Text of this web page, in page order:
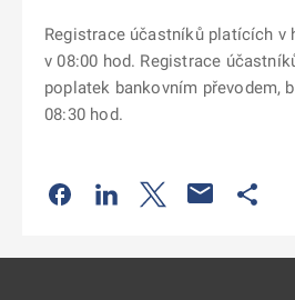
Registrace účastníků platících v
v 08:00 hod. Registrace
poplatek bankovním převodem,
08:30 hod.
Odkaz se otevře na nové
Odkaz se otevře na
Odkaz se